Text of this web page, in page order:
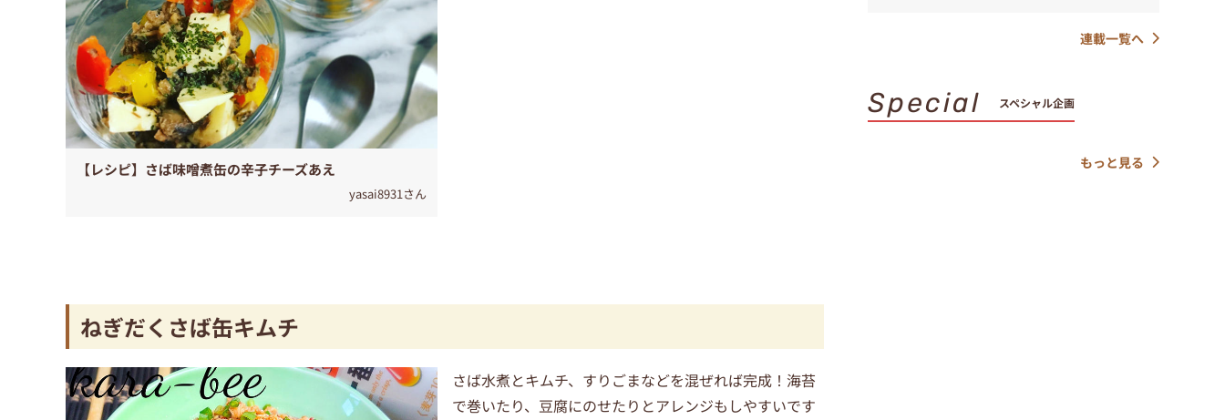
【レシピ】さば味噌煮缶の辛子チーズあえ
yasai8931さん
ねぎだくさば缶キムチ
さば水煮とキムチ、すりごまなどを混ぜれば完成！海苔
で巻いたり、豆腐にのせたりとアレンジもしやすいです
連載一覧へ
Special スペシャル企画
もっと見る